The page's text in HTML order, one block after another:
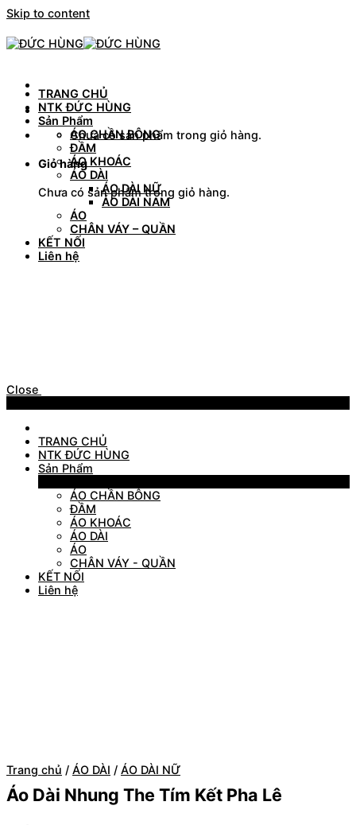
Skip to content
Chưa có sản phẩm trong giỏ hàng.
Giỏ hàng
Chưa có sản phẩm trong giỏ hàng.
TRANG CHỦ
NTK ĐỨC HÙNG
Sản Phẩm
ÁO CHẦN BÔNG
ĐẦM
ÁO KHOÁC
ÁO DÀI
ÁO DÀI NỮ
ÁO DÀI NAM
ÁO
CHÂN VÁY – QUẦN
KẾT NỐI
Liên hệ
Close
TRANG CHỦ
NTK ĐỨC HÙNG
Sản Phẩm
ÁO CHẦN BÔNG
ĐẦM
ÁO KHOÁC
ÁO DÀI
ÁO
CHÂN VÁY - QUẦN
KẾT NỐI
Liên hệ
Trang chủ / ÁO DÀI / ÁO DÀI NỮ
Áo Dài Nhung The Tím Kết Pha Lê